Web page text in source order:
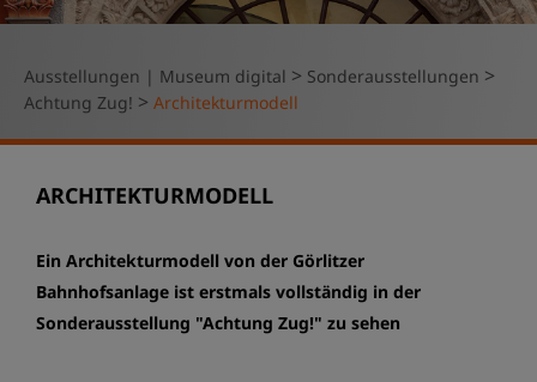
Ausstellungen | Museum digital > Sonderausstellungen >
Achtung Zug! > Architekturmodell
ARCHITEKTURMODELL
Ein Architekturmodell von der Görlitzer
Bahnhofsanlage ist erstmals vollständig in der
Sonderausstellung "Achtung Zug!" zu sehen